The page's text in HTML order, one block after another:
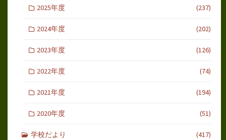
2025年度 (237)
2024年度 (202)
2023年度 (126)
2022年度 (74)
2021年度 (194)
2020年度 (51)
学校だより (417)